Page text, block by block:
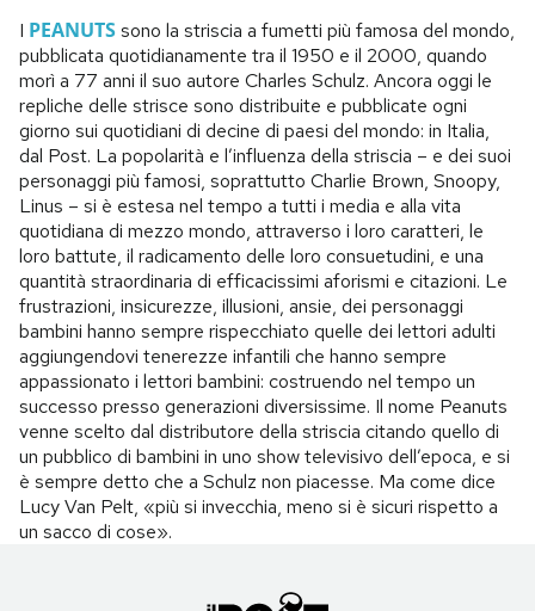
I PEANUTSsono la striscia a fumetti più famosa del mondo,
pubblicata quotidianamente tra il 1950 e il 2000, quando
morì a 77 anni il suo autore Charles Schulz. Ancora oggi le
repliche delle strisce sono distribuite e pubblicate ogni
giorno sui quotidiani di decine di paesi del mondo: in Italia,
dal Post. La popolarità e l’influenza della striscia – e dei suoi
personaggi più famosi, soprattutto Charlie Brown, Snoopy,
Linus – si è estesa nel tempo a tutti i media e alla vita
quotidiana di mezzo mondo, attraverso i loro caratteri, le
loro battute, il radicamento delle loro consuetudini, e una
quantità straordinaria di efficacissimi aforismi e citazioni. Le
frustrazioni, insicurezze, illusioni, ansie, dei personaggi
bambini hanno sempre rispecchiato quelle dei lettori adulti
aggiungendovi tenerezze infantili che hanno sempre
appassionato i lettori bambini: costruendo nel tempo un
successo presso generazioni diversissime. Il nome Peanuts
venne scelto dal distributore della striscia citando quello di
un pubblico di bambini in uno show televisivo dell’epoca, e si
è sempre detto che a Schulz non piacesse. Ma come dice
Lucy Van Pelt, «più si invecchia, meno si è sicuri rispetto a
un sacco di cose».